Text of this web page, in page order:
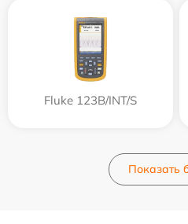
Fluke 123B/INT/S
Показать